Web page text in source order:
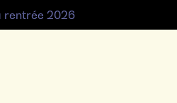
rentrée 2026